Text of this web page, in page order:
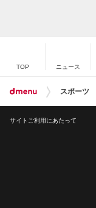
TOP ニュース
スポーツ
サイトご利用にあたって